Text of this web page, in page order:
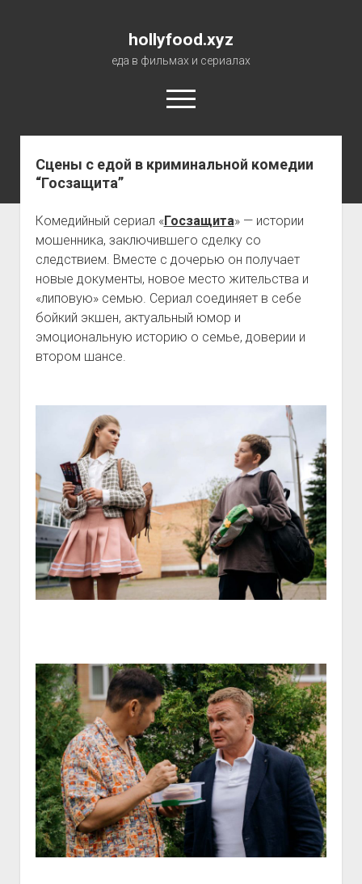
hollyfood.xyz
еда в фильмах и сериалах
open
menu
О сайте
Сцены с едой в криминальной комедии
“Госзащита”
Комедийный сериал «Госзащита» — истории
мошенника, заключившего сделку со
следствием. Вместе с дочерью он получает
новые документы, новое место жительства и
«липовую» семью. Сериал соединяет в себе
бойкий экшен, актуальный юмор и
эмоциональную историю о семье, доверии и
втором шансе.